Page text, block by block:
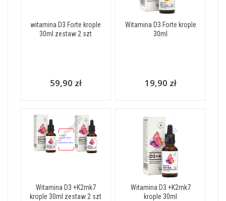
witamina D3 Forte krople
30ml zestaw 2 szt
59,90 zł
Witamina D3 Forte krople
30ml
19,90 zł
Witamina D3 +K2mk7
krople 30ml zestaw 2 szt
Witamina D3 +K2mk7
krople 30ml